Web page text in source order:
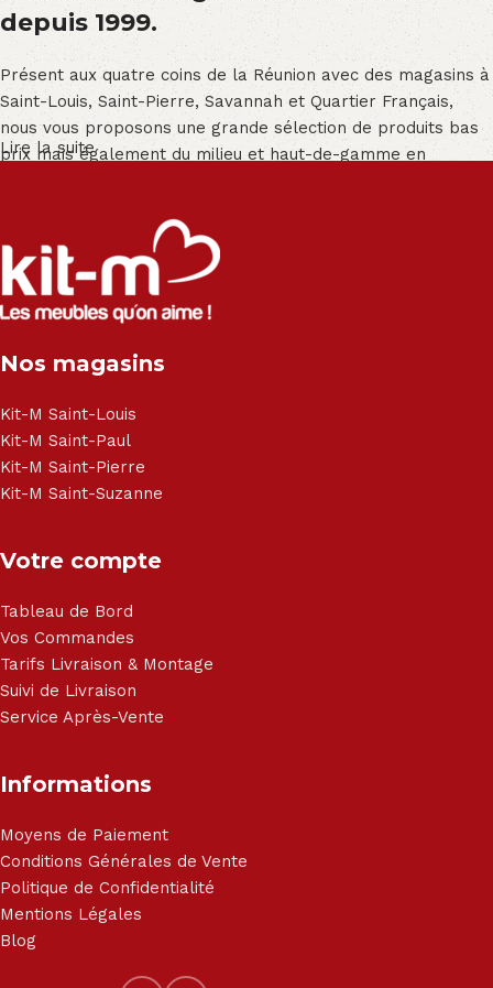
depuis 1999.
Présent aux quatre coins de la Réunion avec des magasins à
Saint-Louis, Saint-Pierre, Savannah et Quartier Français,
nous vous proposons une grande sélection de produits bas
prix mais également du milieu et haut-de-gamme en
Salon angle - Salon convertible - Salon relax - Canapé -
Canapé lit - Cuisine sur-mesure - Fauteuil - Armoire - Table
et chaise - Meuble de salle de bain - Literie - Lit - Bureau -
Électroménager - Télévision led - Réfrigérateur -
- Matelas - Hifi Hitachi, LG, Sharp, Philips, Bosh, Moulinex,
Haier, Sony, Cecotec, Westpoint, Dyson.
Lire la suite
Nos magasins
Kit-M Saint-Louis
Kit-M Saint-Paul
Kit-M Saint-Pierre
Kit-M Saint-Suzanne
Votre compte
Tableau de Bord
Vos Commandes
Tarifs Livraison & Montage
Suivi de Livraison
Service Après-Vente
Informations
Moyens de Paiement
Conditions Générales de Vente
Politique de Confidentialité
Mentions Légales
Blog